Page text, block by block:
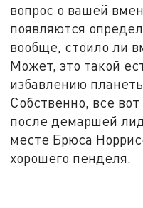
вопрос о вашей
появляются
вообще, стоило ли
Может, это такой
избавлению
Собственно, все
после демаршей
месте Брюса
хорошего пенделя.